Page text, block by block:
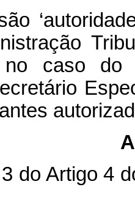
no caso
do Artigo 4